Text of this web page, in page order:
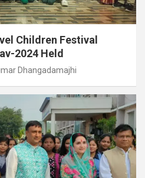
Children Festival
2024 Held
Dhangadamajhi